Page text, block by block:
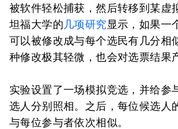
被软件轻松捕获，然后转移到某虚
坦福大学的几项研究显示，如果一
可以被修改成与每个选民有几分相
种修改极其轻微，也会对选票结果
实验设置了一场模拟竞选，并给参
选人分别照相。之后，每位候选人
与每位参与者依次相似。